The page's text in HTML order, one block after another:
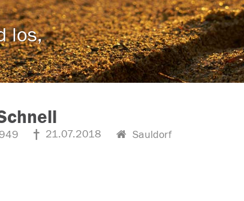
los,
21.07.2018 Sauldorf